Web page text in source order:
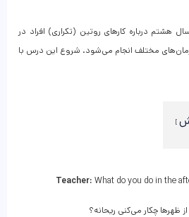
هشتم درباره کارهای روتین (تکراری) افراد در
مختلف انجام می‌شود. شروع این درس با
Teacher: What do you do in the
ظهرها چکار می‌کنی ریحانه؟